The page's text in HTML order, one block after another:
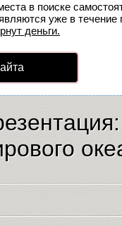
в поиске
уже в
деньги.